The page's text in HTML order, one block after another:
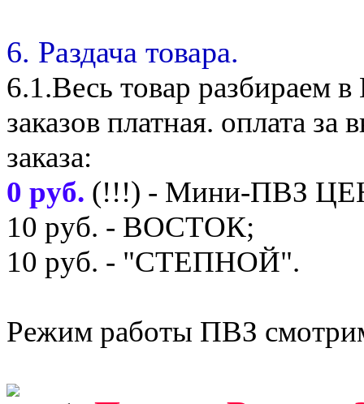
6. Раздача товара.
6.1.Весь товар разбираем
заказов платная. оплата
заказа:
0 руб. (!!!) - Мини-ПВЗ
10 руб. - ВОСТОК;
10 руб. - "СТЕПНОЙ".
Режим работы ПВЗ